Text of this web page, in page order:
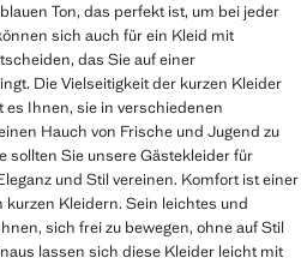
Ton, das perfekt ist, um bei jeder
sich auch für ein Kleid mit
das Sie auf einer
Die Vielseitigkeit der kurzen Kleider
Ihnen, sie in verschiedenen
Hauch von Frische und Jugend zu
sollten Sie unsere Gästekleider für
und Stil vereinen. Komfort ist einer
kurzen Kleidern. Sein leichtes und
sich frei zu bewegen, ohne auf Stil
lassen sich diese Kleider leicht mit